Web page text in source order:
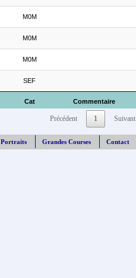
Cat Commentaire
M0M
M0M
M0M
SEF
Précédent 1 Suivant
Portraits Grandes Courses Contact